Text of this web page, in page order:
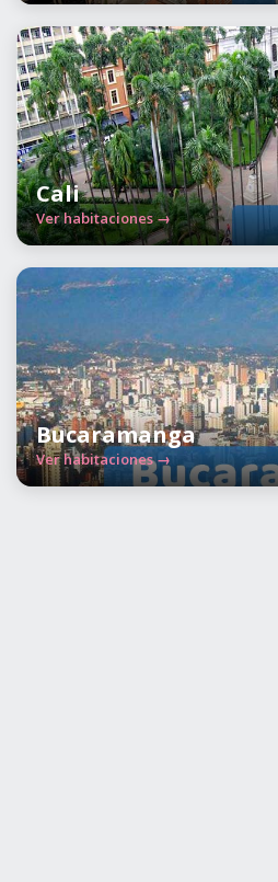
Cali
Ver habitaciones →
Bucaramanga
Ver habitaciones →